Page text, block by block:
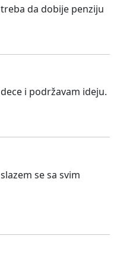
da dobije penziju
i podržavam ideju.
se sa svim